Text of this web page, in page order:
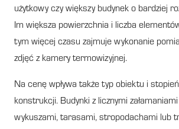
użytkowy czy większy budynek o bardziej
Im większa powierzchnia i liczba
tym więcej czasu zajmuje wykonanie
zdjęć z kamery termowizyjnej.
Na cenę wpływa także typ obiektu i
konstrukcji. Budynki z licznymi
wykuszami, tarasami, stropodachami lub